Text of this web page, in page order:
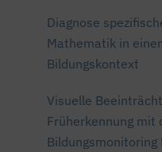
Diagnose
Mathematik in
Bildungskontext
Visuelle
Früherkennung mit
Bildungsmonitoring